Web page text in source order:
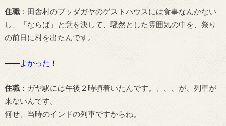
住職：田舎村のブッダガヤのゲストハウスには食事なんかない
し、「ならば」と意を決して、騒然とした雰囲気の中を、祭り
の前日に村を出たんです。
――よかった！
住職：ガヤ駅には午後２時頃着いたんです。、、、が、列車が
来ないんです。
何せ、当時のインドの列車ですからね。